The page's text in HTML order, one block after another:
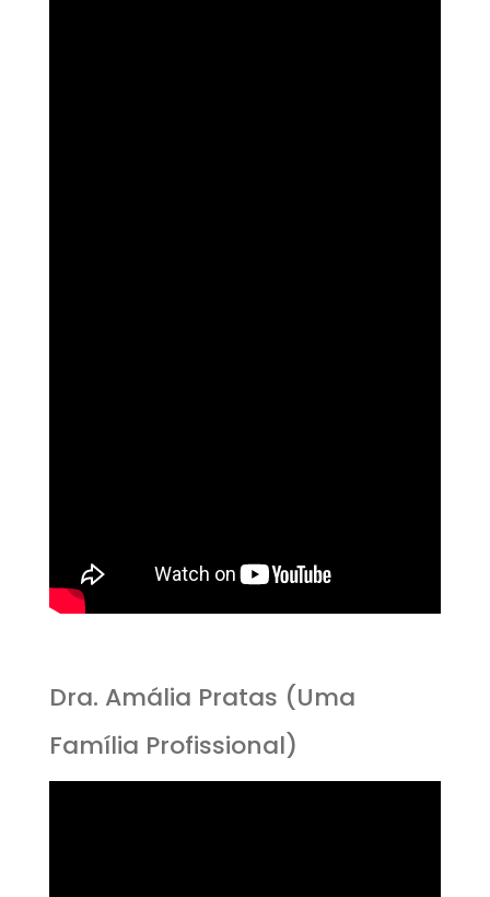
Dra. Amália Pratas (Uma
Família Profissional)